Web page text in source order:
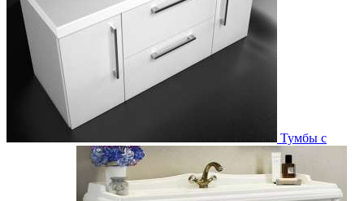
Тумбы с